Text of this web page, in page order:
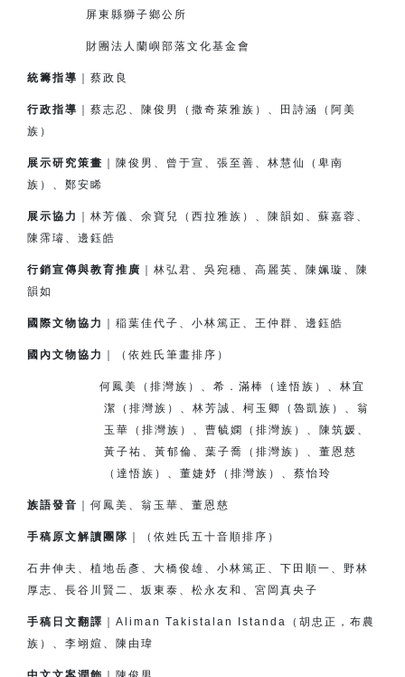
屏東縣獅子鄉公所
財團法人蘭嶼部落文化基金會
統籌指導 ｜蔡政良
行政指導
｜蔡志忍、陳俊男（撒奇萊雅族）、田詩涵（阿美
族）
展示研究策畫
｜陳俊男、曾于宣、張至善、林慧仙（卑南
族）、鄭安睎
展示協力
｜林芳儀、余寶兒（西拉雅族）、陳韻如、蘇嘉蓉、
陳霈璿、邊鈺皓
行銷宣傳與教育推廣
｜林弘君、吳宛穗、高麗英、陳姵璇、陳
韻如
國際文物協力 稲葉佳代子、小林篤正、王仲群、邊鈺皓
國內文物協力 ｜（依姓氏筆畫排序）
何鳳美（排灣族）、希．滿棒（達悟族）、林宜
潔（排灣族）、 林芳誠、柯玉卿（魯凱族）、翁
玉華（排灣族）、 曹毓嫻（排灣族）、 陳筑媛、
黃子祐、黃郁倫、 葉子喬（排灣族）、董恩慈
（達悟族）、 董婕妤（排灣族）、 蔡怡玲
族語發音 ｜何鳳美、翁玉華、董恩慈
手稿原文解讀團隊 ｜（依姓氏五十音順排序）
石井伸夫、植地岳彥、大橋俊雄、小林篤正、下田順一、 野林
厚志、長谷川賢二、坂東泰、松永友和、宮岡真央子
手稿日文翻譯
｜Aliman Takistalan Istanda（胡忠正，布農
族）、李翊媗、陳由瑋